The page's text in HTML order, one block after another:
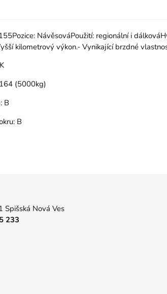
NávěsováPoužití: regionální i
kilometrový výkon.- Vynikající brzdné
(5000kg)
B
B
Spišská Nová Ves
233